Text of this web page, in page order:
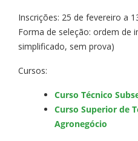
Inscrições: 25 de fevereiro a
Forma de seleção: ordem de
simplificado, sem prova)
Cursos:
Curso Técnico
Curso Superior de
Agronegócio